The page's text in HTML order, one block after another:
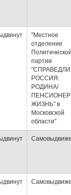
"Местное
отделение
партии
РОССИЯ:
РОДИНА/
ЖИЗНЬ" в
Московской
области"